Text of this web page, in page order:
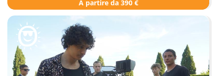
A partire da 390 €